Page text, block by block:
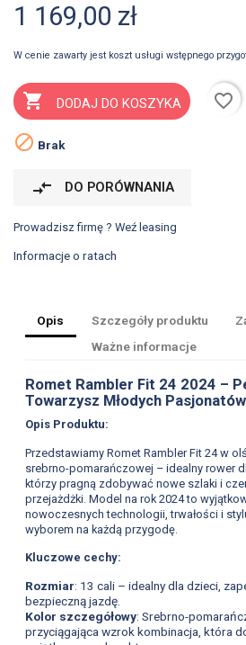
1 169,00 zł
W cenie zawarty jest koszt usługi wstępnego
 DODAJ DO KOSZYKA
favorite_border
 Brak
compare_arrows DO PORÓWNANIA
Prowadzisz firmę ? Weź leasing
Informacje o ratach
Opis Szczegóły produktu
Ważne informacje
Romet Rambler Fit 24 2024 –
Towarzysz Młodych
Opis Produktu:
Przedstawiamy Romet Rambler Fit 24 w
srebrno-pomarańczowej – idealny rower
którzy pragną zdobywać nowe szlaki i
przejażdżki. Model na rok 2024 to
nowoczesnych technologii, trwałości i
wyborem na każdą przygodę.
Kluczowe cechy:
Rozmiar: 13 cali – idealny dla dzieci,
bezpieczną jazdę.
Kolor szczegółowy: Srebrno-
przyciągająca wzrok kombinacja, która